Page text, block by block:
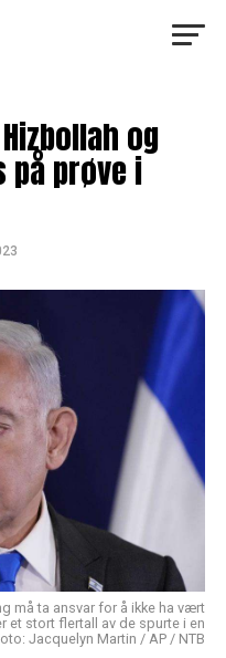
og
på prøve i
må ta ansvar for å ikke ha vært
et stort flertall av de spurte i en
Jacquelyn Martin / AP / NTB